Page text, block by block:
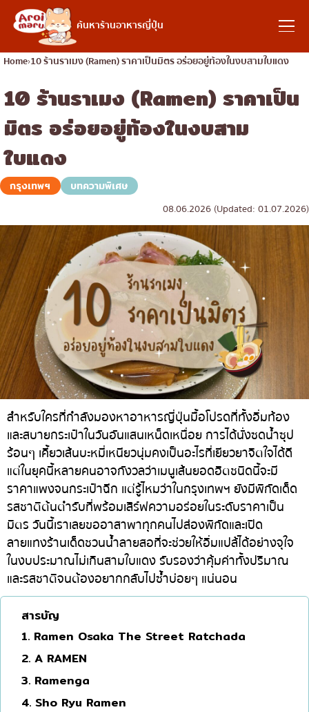
ค้นหาร้านอาหารญี่ปุ่น
อาหารญี่ปุ่น
ค้นหาร้านอาหาร
ค้นหาตามประเภทอาหาร
ซูชิ
อิซากายะ
ปิ้งย่างญี่ปุ่น/ยากินิกุ
คัตสึด้ง/ทงคัตสึ
ชาบูชาบู/สุกี้ยากี้
แกงกะหรี่ญี่ปุ่น
ไก่ย่างเสียบไม้สไตล์ญี่ปุ่น
โซบะ/อุด้ง
ขนมหวานญี่ปุ่น
เทมปุระ
โอมากาเสะ
ร้านอาหารญี่ปุ่นระดับพรีเมียม
ซาชิมิ/อาหารทะเล
อาหารตะวันตกสไตล์ญี่ปุ่น
ปลาไหลย่าง
ข้าวปั้นญี่ปุ่น
ปู
โอโคโนมิยากิ/เทปปันยากิ
ด้ง (ข้าวหน้าต่างๆ)
บุฟเฟต์
ค้นหาตามพื้นที่
เจริญกรุง
ธนบุรี
สยาม
ทองหล่อ
เอกมัย
พร้อมพงษ์
อโศก
อารีย์
สีลม
สาทร
อ่อนนุช
พระราม 9
รัชดา
พระโขนง
เพลินจิต
ชิดลม
บางนา
นานา
อุดมสุข
คอลัมน์ความรู้
บทความพิเศษ
บทความที่KOLแนะนำ
Home 10 ร้านราเมง (Ramen) ราคาเป็นมิตร อร่อยอยู่ท้องในงบสามใบแดง
10 ร้านราเมง (Ramen) ราคาเป็น
มิตร อร่อยอยู่ท้องในงบสาม
ใบแดง
กรุงเทพฯ
บทความพิเศษ
08.06.2026 (Updated: 01.07.2026)
สำหรับใครที่กำลังมองหาอาหารญี่ปุ่นมื้อโปรดที่ทั้งอิ่มท้อง
และสบายกระเป๋าในวันอันแสนเหน็ดเหนื่อย การได้นั่งซดน้ำซุป
ร้อนๆ เคี้ยวเส้นบะหมี่เหนียวนุ่มคงเป็นอะไรที่เยียวยาจิตใจได้ดี
แต่ในยุคนี้หลายคนอาจกังวลว่าเมนูเส้นยอดฮิตชนิดนี้จะมี
ราคาแพงจนกระเป๋าฉีก แต่รู้ไหมว่าในกรุงเทพฯ ยังมีพิกัดเด็ด
รสชาติต้นตำรับที่พร้อมเสิร์ฟความอร่อยในระดับราคาเป็น
มิตร วันนี้เราเลยขออาสาพาทุกคนไปส่องพิกัดและเปิด
ลายแทงร้านเด็ดชวนน้ำลายสอที่จะช่วยให้อิ่มแปล้ได้อย่างจุใจ
ในงบประมาณไม่เกินสามใบแดง รับรองว่าคุ้มค่าทั้งปริมาณ
และรสชาติจนต้องอยากกลับไปซ้ำบ่อยๆ แน่นอน
สารบัญ
1. Ramen Osaka The Street Ratchada
2. A RAMEN
3. Ramenga
4. Sho Ryu Ramen